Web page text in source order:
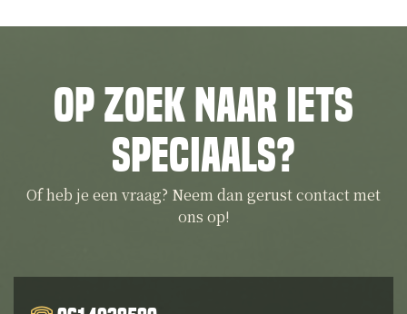
Op zoek naar iets
speciaals?
Of heb je een vraag? Neem dan gerust contact met
ons op!